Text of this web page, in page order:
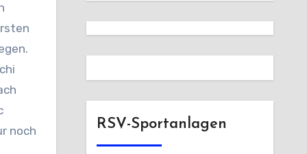
noch
RSV-Sportanlagen